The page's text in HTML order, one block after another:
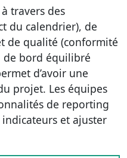
travers des
du calendrier), de
de qualité (conformité
de bord équilibré
d’avoir une
projet. Les équipes
de reporting
et ajuster